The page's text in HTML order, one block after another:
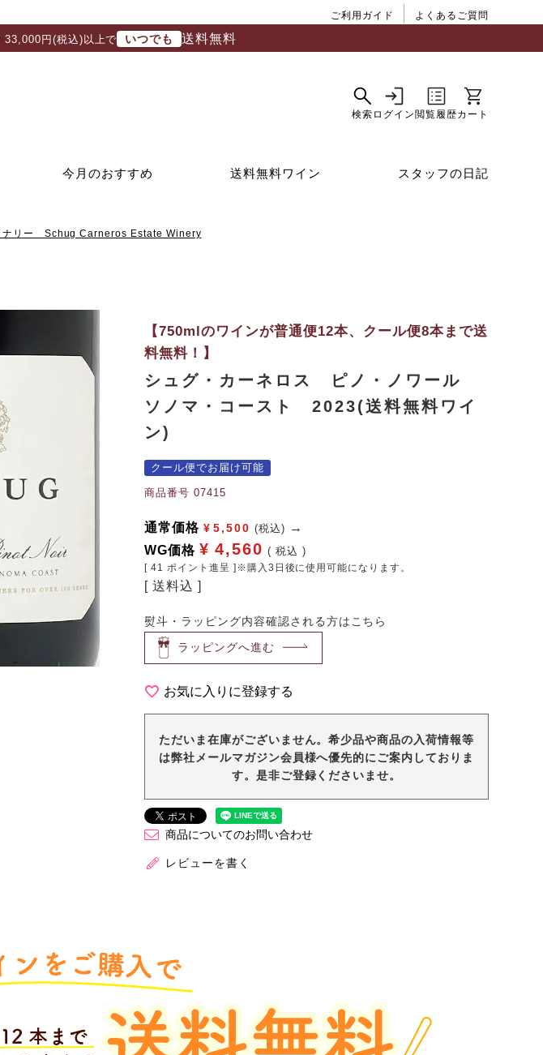
ご利用ガイド よくあるご質問
33,000円(税込)以上で いつでも 送料無料
今月のおすすめ 送料無料ワイン スタッフの日記
リー Schug Carneros Estate Winery
【750mlのワインが普通便12本、クール便8本まで送
料無料！】
シュグ・カーネロス ピノ・ノワール
ソノマ・コースト 2023(送料無料ワイ
ン)
クール便でお届け可能
商品番号 07415
通常価格 ¥ 5,500 (税込)
WG価格 ¥ 4,560 税込
[ 41 ポイント進呈 ]※購入3日後に使用可能になります。
送料込
熨斗・ラッピング内容確認される方はこちら
ラッピングへ進む
お気に入りに登録する
ただいま在庫がございません。希少品や商品の入荷情報等
は弊社メールマガジン会員様へ優先的にご案内しておりま
す。是非ご登録くださいませ。
商品についてのお問い合わせ
レビューを書く